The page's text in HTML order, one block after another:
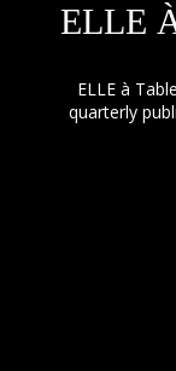
ELLE
ELLE à
quarterly